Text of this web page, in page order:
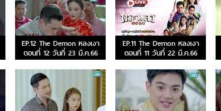
EP.12 The Demon หลงเงา
ตอนที่ 12 วันที่ 23 มี.ค.66
EP.11 The Demon หลงเงา
ตอนที่ 11 วันที่ 22 มี.ค.66